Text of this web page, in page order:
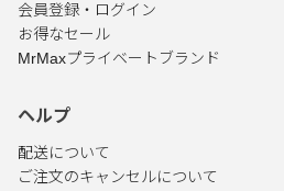
会員登録・ログイン
お得なセール
MrMaxプライベートブランド
ヘルプ
配送について
ご注文のキャンセルについて